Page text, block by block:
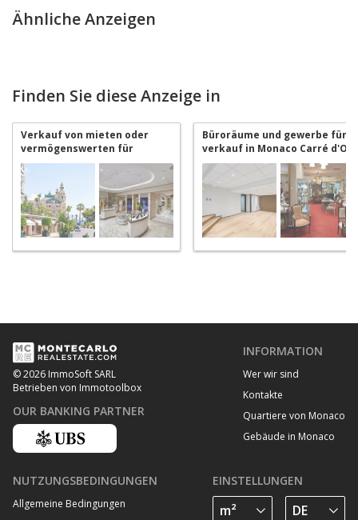
Ähnliche Anzeigen
Finden Sie diese Anzeige in
Verkauf von mieten oder
vermögenswerten für
verkauf in Monaco Carré d'Or
Büroräume und gewerbe für
verkauf in Monaco Carré d'Or
© 2026 ImmoSoft SARL
Betrieben von Immotoolbox
OUR BANKING PARTNER
INFORMATION
Wer wir sind
Kontakte
Quartiere von Monaco
Gebäude in Monaco
NUTZUNGSBEDINGUNGEN
Allgemeine Bedingungen
EINSTELLUNGEN